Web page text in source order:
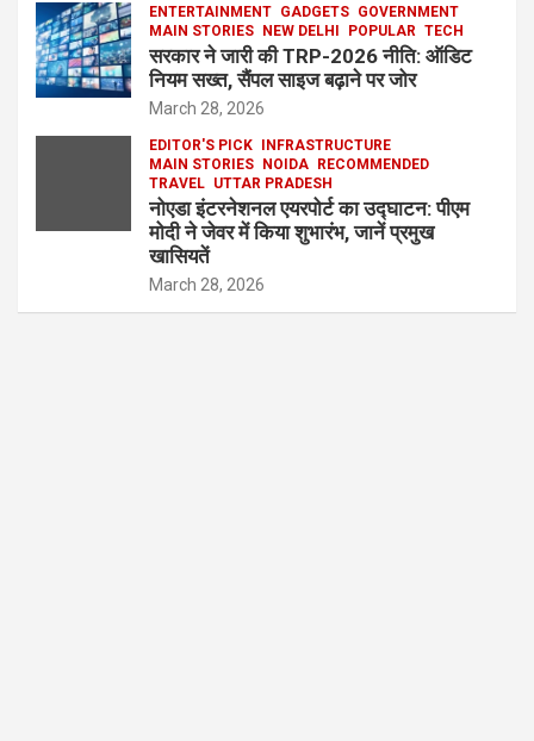
ENTERTAINMENT GADGETS GOVERNMENT
MAIN STORIES
NEW DELHI POPULAR TECH
सरकार ने जारी की TRP-2026 नीति: ऑडिट
नियम सख्त, सैंपल साइज बढ़ाने पर जोर
March 28, 2026
EDITOR'S PICK
INFRASTRUCTURE
MAIN STORIES
NOIDA
RECOMMENDED
TRAVEL UTTAR PRADESH
नोएडा इंटरनेशनल एयरपोर्ट का उद्घाटन: पीएम
मोदी ने जेवर में किया शुभारंभ, जानें प्रमुख
खासियतें
March 28, 2026